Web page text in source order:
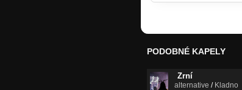
PODOBNÉ KAPELY
Zrní
alternative / Kladno